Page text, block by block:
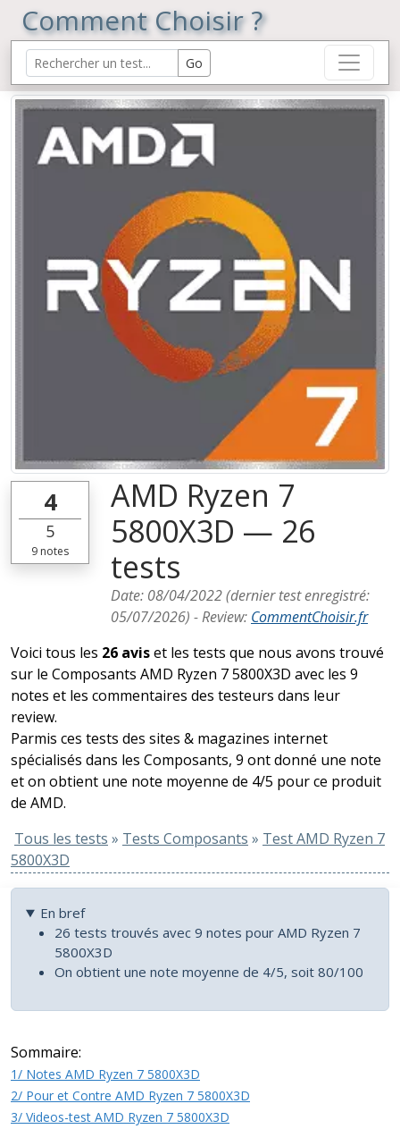
Comment Choisir ?
4
5
9 notes
AMD Ryzen 7
5800X3D — 26
tests
Date: 08/04/2022(dernier test enregistré:
05/07/2026) -Review: CommentChoisir.fr
Voici tous les 26 aviset les tests que nous avons trouvé
sur le Composants AMD Ryzen 7 5800X3D avec les 9
notes et les commentaires des testeurs dans leur
review.
Parmis ces tests des sites & magazines internet
spécialisés dans les Composants, 9 ont donné une note
et on obtient une note moyenne de 4/5 pour ce produit
de AMD.
Tous les tests » Tests Composants » Test AMD Ryzen 7
5800X3D
En bref
26 tests trouvés avec 9 notes pour AMD Ryzen 7
5800X3D
On obtient une note moyenne de 4/5, soit 80/100
Sommaire:
1/ Notes AMD Ryzen 7 5800X3D
2/ Pour et Contre AMD Ryzen 7 5800X3D
3/ Videos-test AMD Ryzen 7 5800X3D